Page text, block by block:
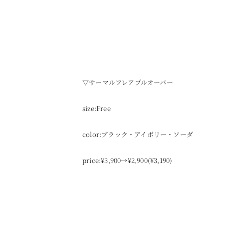
▽サーマルフレアプルオーバー
size:Free
color:ブラック・アイボリー・ソーダ
price:¥3,900→¥2,900(¥3,190)